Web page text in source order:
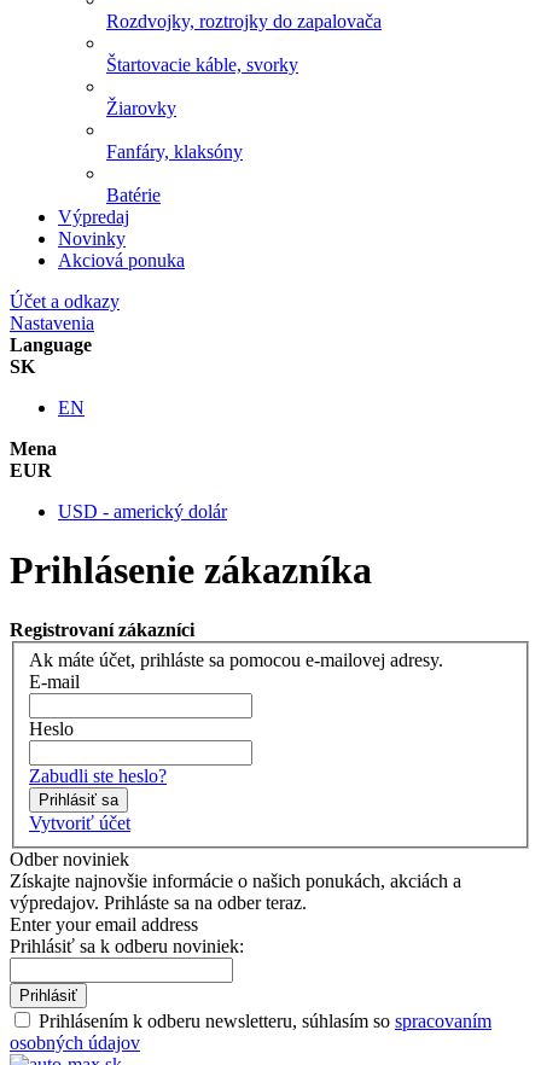
Rozdvojky, roztrojky do zapalovača
Štartovacie káble, svorky
Žiarovky
Fanfáry, klaksóny
Batérie
Výpredaj
Novinky
Akciová ponuka
Účet a odkazy
Nastavenia
Language
SK
EN
Mena
EUR
USD - americký dolár
Prihlásenie zákazníka
Registrovaní zákazníci
Ak máte účet, prihláste sa pomocou e-mailovej adresy.
E-mail
Heslo
Zabudli ste heslo?
Prihlásiť sa
Vytvoriť účet
Odber noviniek
Získajte najnovšie informácie o našich ponukách, akciách a
výpredajov. Prihláste sa na odber teraz.
Enter your email address
Prihlásiť sa k odberu noviniek:
Prihlásiť
Prihlásením k odberu newsletteru, súhlasím so spracovaním
osobných údajov